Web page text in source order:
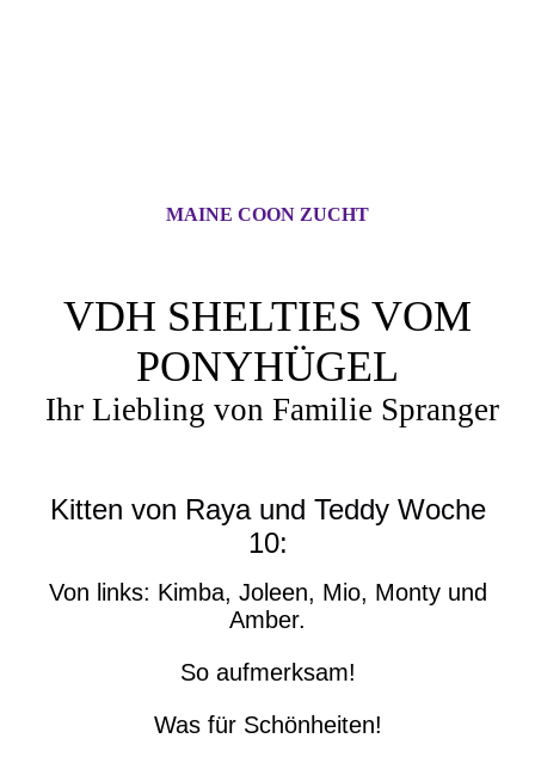
MAINE COON ZUCHT
VDH SHELTIES VOM
PONYHÜGEL
Ihr Liebling von Familie Spranger
Kitten von Raya und Teddy Woche
10:
Von links: Kimba, Joleen, Mio, Monty und
Amber.
So aufmerksam!
Was für Schönheiten!